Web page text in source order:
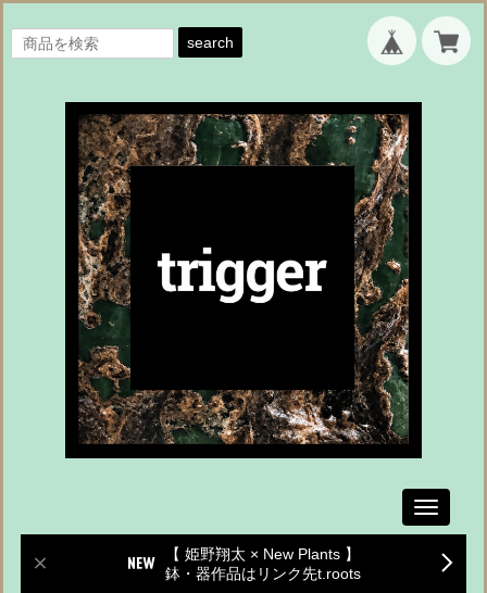
search
Toggle
【 姫野翔太 × New Plants 】
鉢・器作品はリンク先t.roots